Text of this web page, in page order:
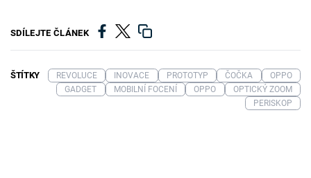
SDÍLEJTE ČLÁNEK
ŠTÍTKY REVOLUCE INOVACE PROTOTYP ČOČKA
OPPO
GADGET
MOBILNÍ FOCENÍ OPPO
OPTICKÝ ZOOM
PERISKOP